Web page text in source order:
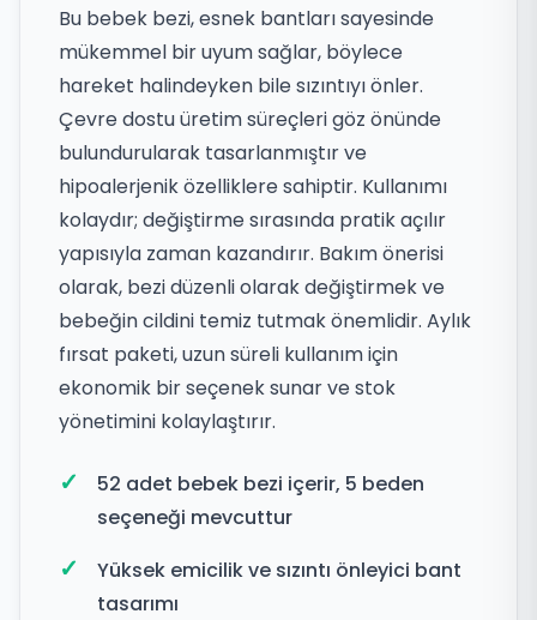
Bu bebek bezi, esnek bantları sayesinde
mükemmel bir uyum sağlar, böylece
hareket halindeyken bile sızıntıyı önler.
Çevre dostu üretim süreçleri göz önünde
bulundurularak tasarlanmıştır ve
hipoalerjenik özelliklere sahiptir. Kullanımı
kolaydır; değiştirme sırasında pratik açılır
yapısıyla zaman kazandırır. Bakım önerisi
olarak, bezi düzenli olarak değiştirmek ve
bebeğin cildini temiz tutmak önemlidir. Aylık
fırsat paketi, uzun süreli kullanım için
ekonomik bir seçenek sunar ve stok
yönetimini kolaylaştırır.
52 adet bebek bezi içerir, 5 beden
seçeneği mevcuttur
Yüksek emicilik ve sızıntı önleyici bant
tasarımı